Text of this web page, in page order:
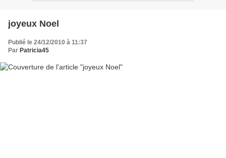
joyeux Noel
Publié le 24/12/2010 à 11:37
Par Patricia45